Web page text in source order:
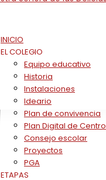
INICIO
EL COLEGIO
Equipo educativo
Historia
Instalaciones
Ideario
Plan de convivencia
Plan Digital de Centro
Consejo escolar
Proyectos
PGA
ETAPAS